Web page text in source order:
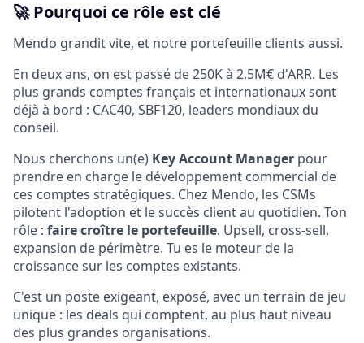
🚀 Pourquoi ce rôle est clé
Mendo grandit vite, et notre portefeuille clients aussi.
En deux ans, on est passé de 250K à 2,5M€ d'ARR. Les
plus grands comptes français et internationaux sont
déjà à bord : CAC40, SBF120, leaders mondiaux du
conseil.
Nous cherchons un(e) Key Account Manager pour
prendre en charge le développement commercial de
ces comptes stratégiques. Chez Mendo, les CSMs
pilotent l'adoption et le succès client au quotidien. Ton
rôle : faire croître le portefeuille. Upsell, cross-sell,
expansion de périmètre. Tu es le moteur de la
croissance sur les comptes existants.
C'est un poste exigeant, exposé, avec un terrain de jeu
unique : les deals qui comptent, au plus haut niveau
des plus grandes organisations.